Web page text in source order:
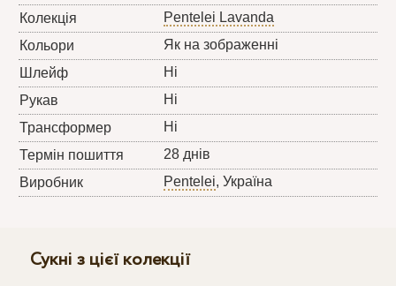
Колекція
Pentelei Lavanda
Кольори
Як на зображенні
Шлейф
Ні
Рукав
Ні
Трансформер
Ні
Термін пошиття
28 днів
Виробник
Pentelei, Україна
Сукні з цієї колекції